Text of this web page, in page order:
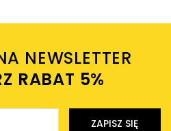
NEWSLETTER
RABAT 5%ㅤ
ZAPISZ SIĘ